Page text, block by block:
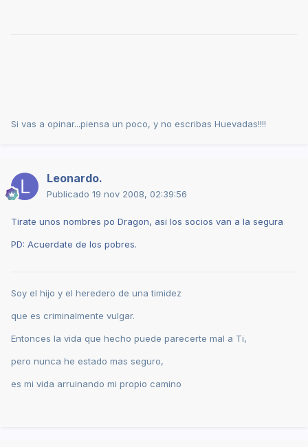
Si vas a opinar...piensa un poco, y no escribas Huevadas!!!!
Leonardo.
Publicado 19 nov 2008, 02:39:56
Tirate unos nombres po Dragon, asi los socios van a la segura
PD: Acuerdate de los pobres.
Soy el hijo y el heredero de una timidez
que es criminalmente vulgar.
Entonces la vida que hecho puede parecerte mal a Ti,
pero nunca he estado mas seguro,
es mi vida arruinando mi propio camino